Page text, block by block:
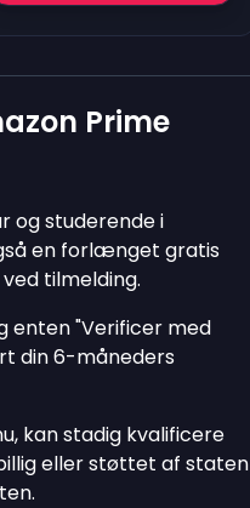
Prime
og studerende i
en forlænget gratis
tilmelding.
enten "Verificer med
din 6-måneders
kan stadig kvalificere
eller støttet af staten